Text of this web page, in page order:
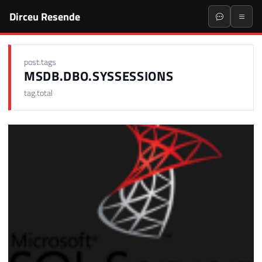
Dirceu Resende
post.tags
MSDB.DBO.SYSSESSIONS
tag.total